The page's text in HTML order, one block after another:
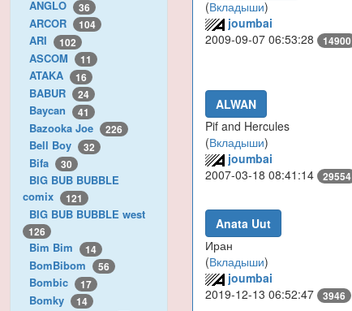
ANGLO 36
ARCOR 104
ARI 102
ASCOM 11
ATAKA 16
BABUR 24
Baycan 41
Bazooka Joe 226
Bell Boy 32
Bifa 30
BIG BUB BUBBLE
comix
121
BIG BUB BUBBLE west
126
Bim Bim 14
BomBibom 56
Bombic 17
Bomky 14
(Вкладыши)
joumbai
2009-09-07 06:53:28
14900
ALWAN
Pif and Hercules
(Вкладыши)
joumbai
2007-03-18 08:41:14
29554
Anata Uut
Иран
(Вкладыши)
joumbai
2019-12-13 06:52:47
3946